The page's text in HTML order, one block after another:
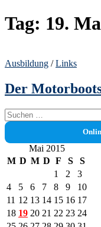
Tag: 19.
Ausbildung /Links
Der
Suchen
nach:
Mai 2015
M D M D F S
S
1
2
3
4
5 6 7 8 9
10
11 12 13 14 15 16 17
18 19 20 21 22 23 24